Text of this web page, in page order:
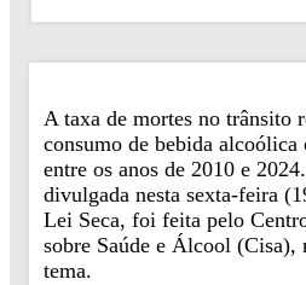
A taxa de mortes no trânsito
consumo de bebida
entre os anos de 2010 e
divulgada nesta sexta-feira
Lei Seca, foi feita pelo
sobre Saúde e Álcool (Cisa),
tema.